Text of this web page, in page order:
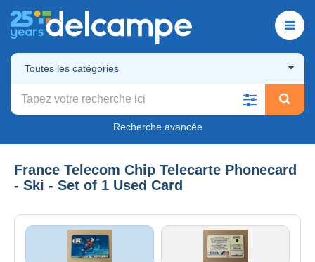
Toutes les catégories
Recherche avancée
France Telecom Chip Telecarte Phonecard
- Ski - Set of 1 Used Card